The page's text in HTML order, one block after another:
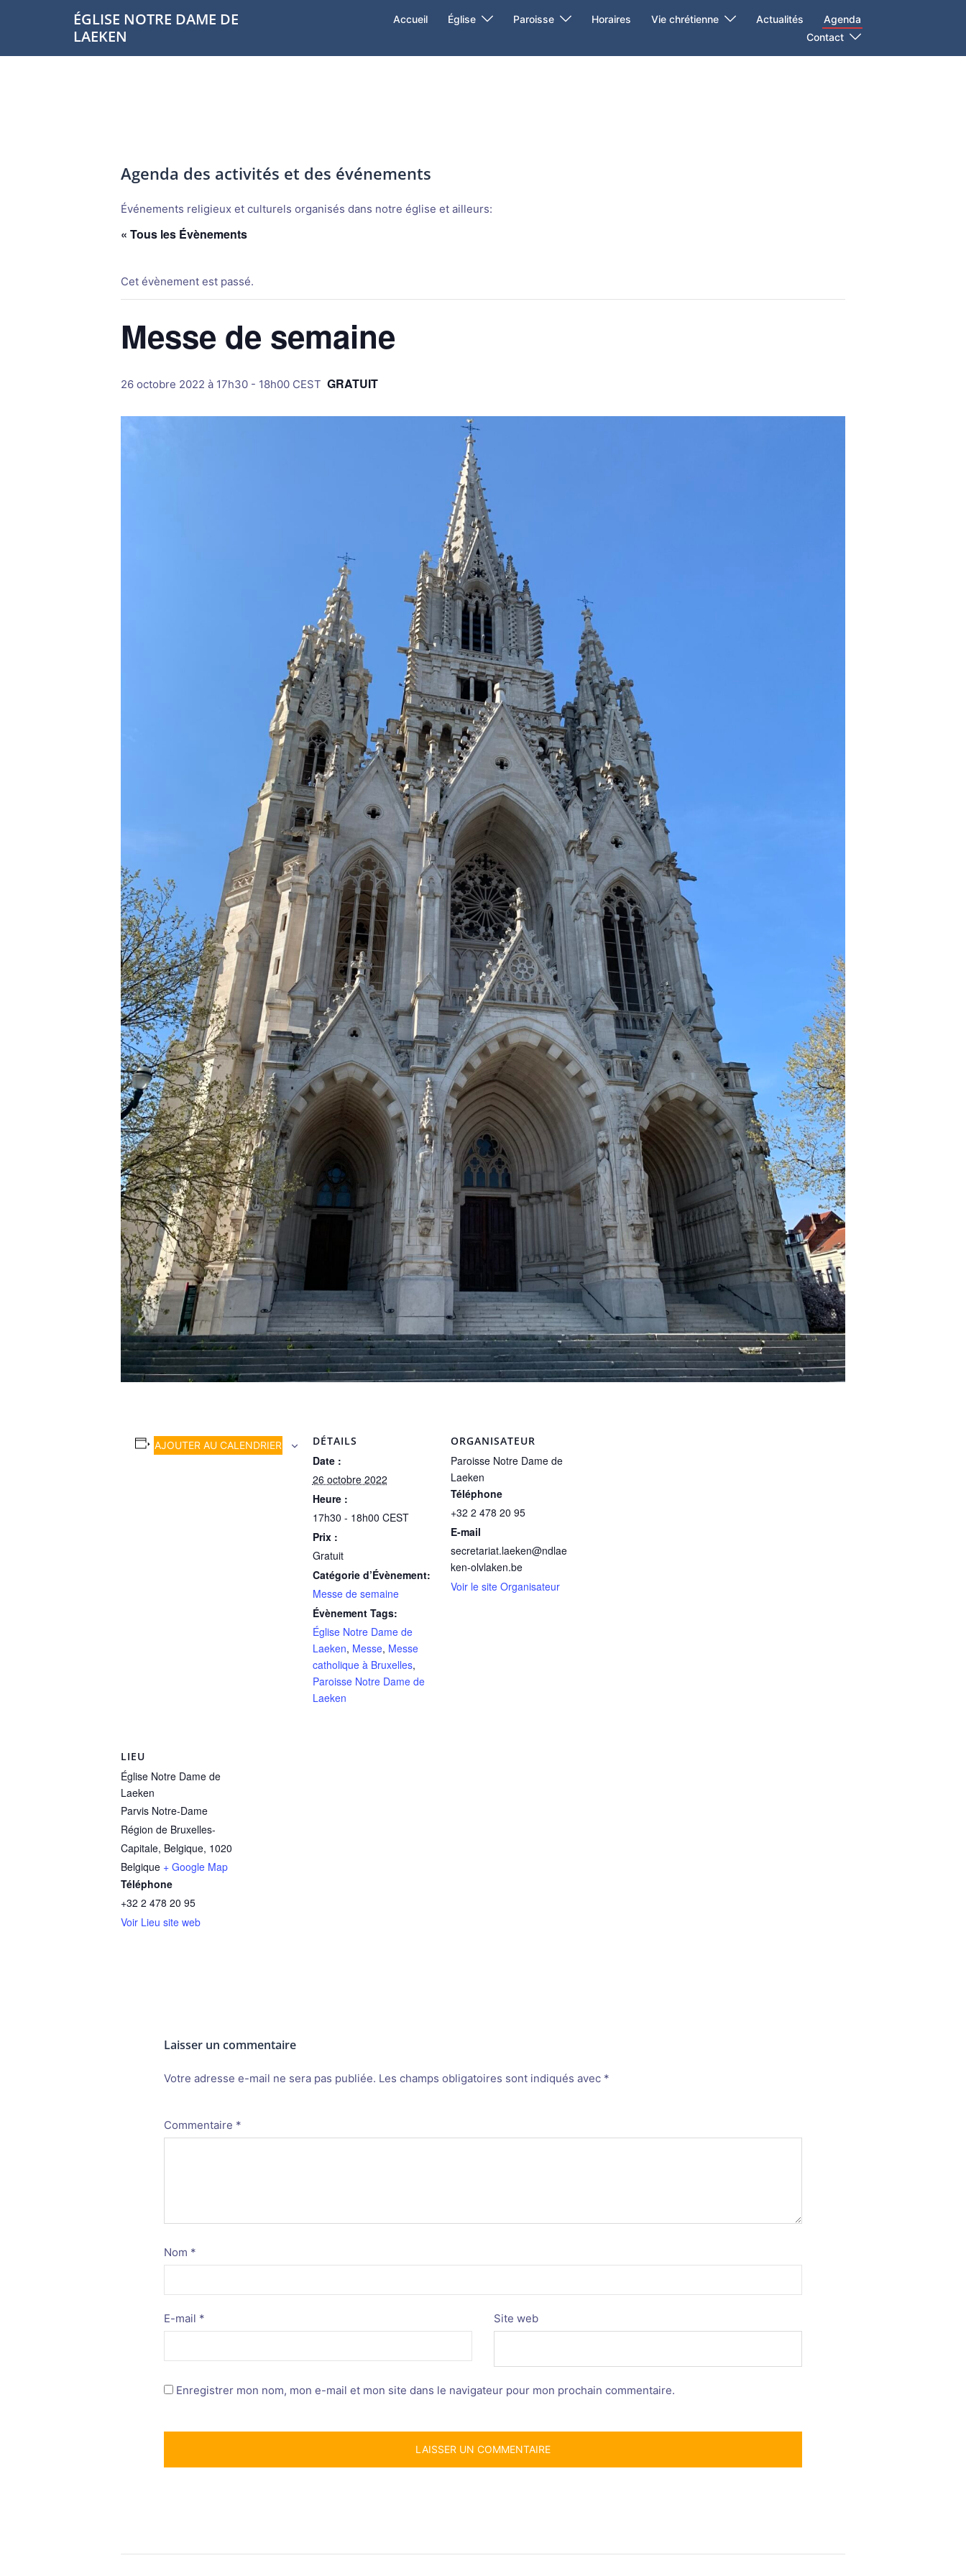
ÉGLISE NOTRE DAME DE
LAEKEN
Accueil Église Paroisse Horaires Vie chrétienne Actualités
Agenda
Contact
Agenda des activités et des événements
Événements religieux et culturels organisés dans notre église et ailleurs:
« Tous les Évènements
Cet évènement est passé.
Messe de semaine
26 octobre 2022 à 17h30 - 18h00 CEST GRATUIT
AJOUTER AU CALENDRIER DÉTAILS
Date :
26 octobre 2022
Heure :
17h30 - 18h00 CEST
Prix :
Gratuit
Catégorie d’Évènement:
Messe de semaine
Évènement Tags:
Église Notre Dame de
Laeken, Messe, Messe
catholique à Bruxelles,
Paroisse Notre Dame de
Laeken
ORGANISATEUR
Paroisse Notre Dame de
Laeken
Téléphone
+32 2 478 20 95
E-mail
secretariat.laeken@ndlae
ken-olvlaken.be
Voir le site Organisateur
LIEU
Église Notre Dame de
Laeken
Parvis Notre-Dame
Région de Bruxelles-
Capitale, Belgique, 1020
Belgique + Google Map
Téléphone
+32 2 478 20 95
Voir Lieu site web
Laisser un commentaire
Votre adresse e-mail ne sera pas publiée. Les champs obligatoires sont indiqués avec *
Commentaire *
Nom *
E-mail * Site web
Enregistrer mon nom, mon e-mail et mon site dans le navigateur pour mon prochain commentaire.
Alternative: